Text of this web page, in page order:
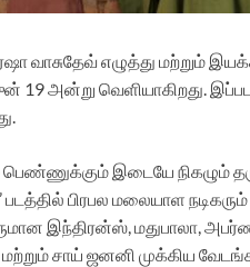
வாசுதேவ் எழுத்து மற்றும்
19 அன்று வெளியாகிறது.
பெண்ணுக்கும் இடையே
பிரபல மலையாள நடிகரும்
இந்திரன்ஸ், மதுபாலா,
சாய் ஜனனி முக்கிய